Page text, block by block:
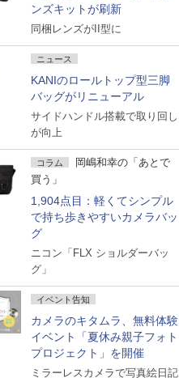
ンズキットが刷新
同梱レンズがII型に
ニュース
KANIのロールトップ型三脚
バッグがリニューアル
サイドハンドル搭載で取り回し
が向上
コラム
岡嶋和幸の「あとで
買う」
1,904点目：軽くてシンプル
で持ち歩きやすいカメラバッ
グ
ニコン「FLX ショルダーバッ
グ」
イベント告知
カメラのキタムラ、無料体験
イベント「夏休み親子フォト
プロジェクト」を開催
ミラーレスカメラで写真絵日記